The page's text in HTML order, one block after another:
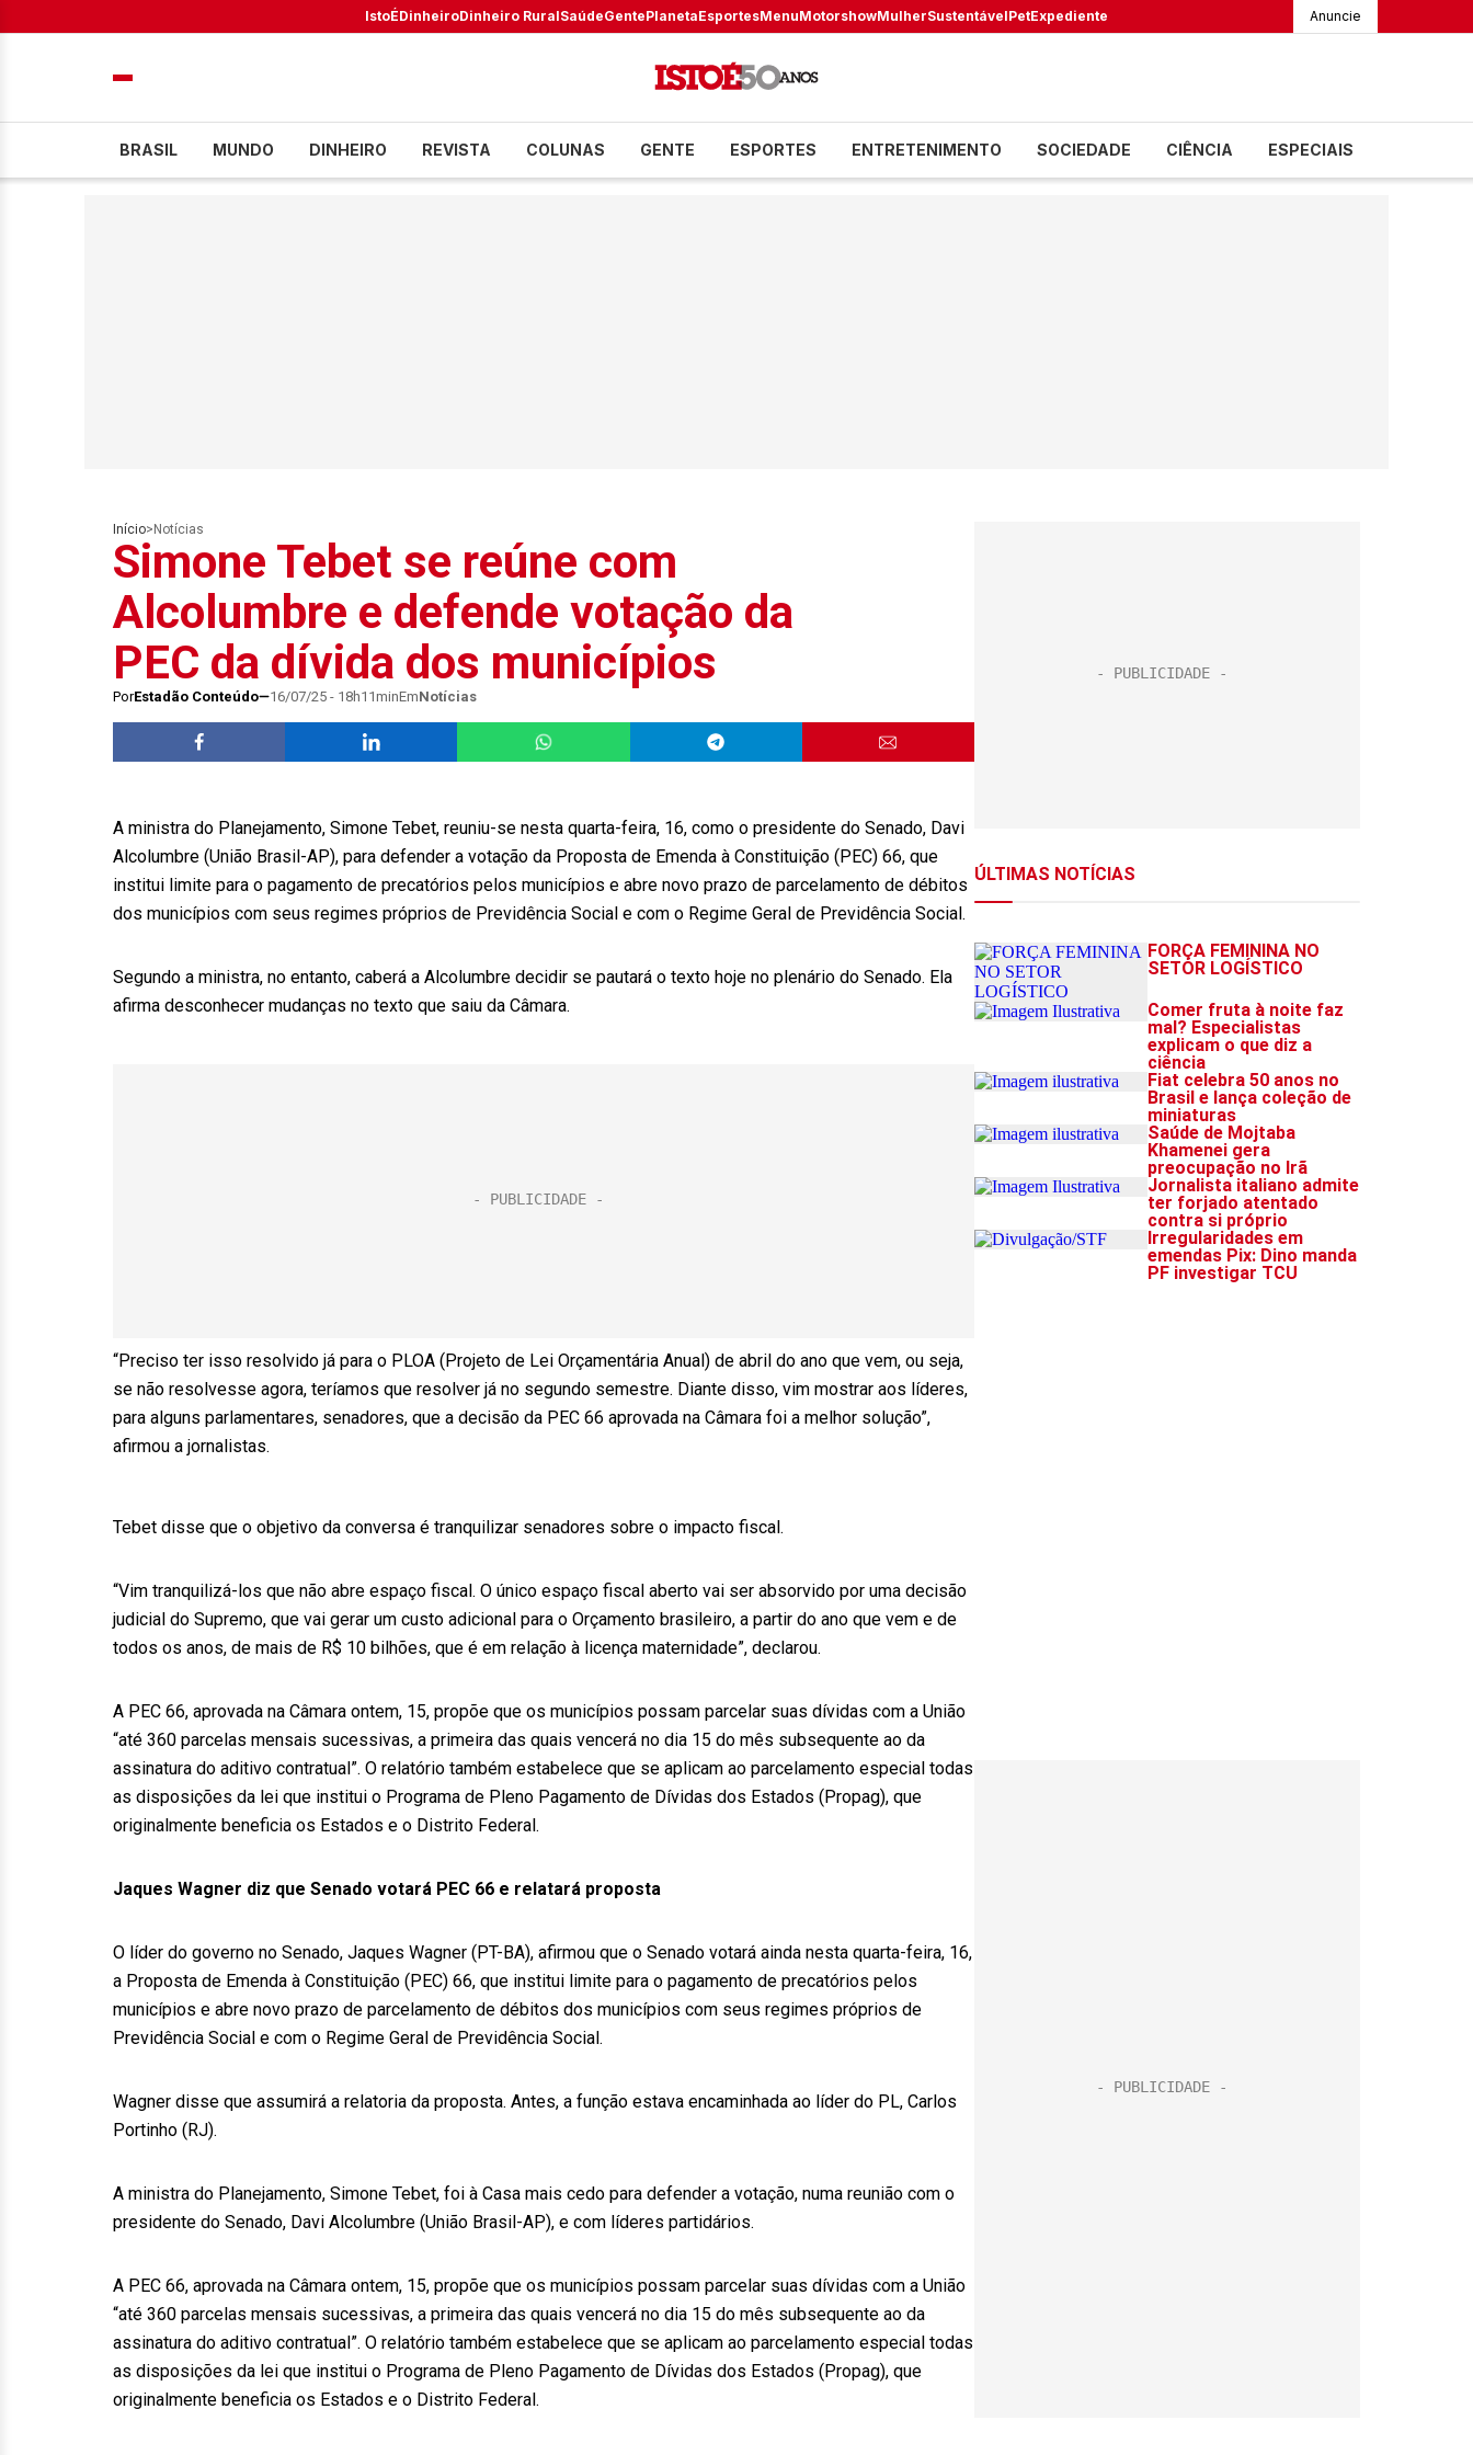
IstoÉDinheiroDinheiro RuralSaúdeGentePlanetaEsportesMenuMotorshowMulherSustentávelPetExpediente Anuncie
BRASIL MUNDO DINHEIRO REVISTA COLUNAS GENTE ESPORTES ENTRETENIMENTO SOCIEDADE CIÊNCIA ESPECIAIS
Início> Notícias
Simone Tebet se reúne com
Alcolumbre e defende votação da
PEC da dívida dos municípios
PorEstadão Conteúdo 16/07/25 - 18h11minEmNotícias
A ministra do Planejamento, Simone Tebet, reuniu-se nesta quarta-feira, 16, como o presidente do Senado, Davi
Alcolumbre (União Brasil-AP), para defender a votação da Proposta de Emenda à Constituição (PEC) 66, que
institui limite para o pagamento de precatórios pelos municípios e abre novo prazo de parcelamento de débitos
dos municípios com seus regimes próprios de Previdência Social e com o Regime Geral de Previdência Social.
Segundo a ministra, no entanto, caberá a Alcolumbre decidir se pautará o texto hoje no plenário do Senado. Ela
afirma desconhecer mudanças no texto que saiu da Câmara.
“Preciso ter isso resolvido já para o PLOA (Projeto de Lei Orçamentária Anual) de abril do ano que vem, ou seja,
se não resolvesse agora, teríamos que resolver já no segundo semestre. Diante disso, vim mostrar aos líderes,
para alguns parlamentares, senadores, que a decisão da PEC 66 aprovada na Câmara foi a melhor solução”,
afirmou a jornalistas.
Tebet disse que o objetivo da conversa é tranquilizar senadores sobre o impacto fiscal.
“Vim tranquilizá-los que não abre espaço fiscal. O único espaço fiscal aberto vai ser absorvido por uma decisão
judicial do Supremo, que vai gerar um custo adicional para o Orçamento brasileiro, a partir do ano que vem e de
todos os anos, de mais de R$ 10 bilhões, que é em relação à licença maternidade”, declarou.
A PEC 66, aprovada na Câmara ontem, 15, propõe que os municípios possam parcelar suas dívidas com a União
“até 360 parcelas mensais sucessivas, a primeira das quais vencerá no dia 15 do mês subsequente ao da
assinatura do aditivo contratual”. O relatório também estabelece que se aplicam ao parcelamento especial todas
as disposições da lei que institui o Programa de Pleno Pagamento de Dívidas dos Estados (Propag), que
originalmente beneficia os Estados e o Distrito Federal.
Jaques Wagner diz que Senado votará PEC 66 e relatará proposta
O líder do governo no Senado, Jaques Wagner (PT-BA), afirmou que o Senado votará ainda nesta quarta-feira, 16,
a Proposta de Emenda à Constituição (PEC) 66, que institui limite para o pagamento de precatórios pelos
municípios e abre novo prazo de parcelamento de débitos dos municípios com seus regimes próprios de
Previdência Social e com o Regime Geral de Previdência Social.
Wagner disse que assumirá a relatoria da proposta. Antes, a função estava encaminhada ao líder do PL, Carlos
Portinho (RJ).
A ministra do Planejamento, Simone Tebet, foi à Casa mais cedo para defender a votação, numa reunião com o
presidente do Senado, Davi Alcolumbre (União Brasil-AP), e com líderes partidários.
A PEC 66, aprovada na Câmara ontem, 15, propõe que os municípios possam parcelar suas dívidas com a União
“até 360 parcelas mensais sucessivas, a primeira das quais vencerá no dia 15 do mês subsequente ao da
assinatura do aditivo contratual”. O relatório também estabelece que se aplicam ao parcelamento especial todas
as disposições da lei que institui o Programa de Pleno Pagamento de Dívidas dos Estados (Propag), que
originalmente beneficia os Estados e o Distrito Federal.